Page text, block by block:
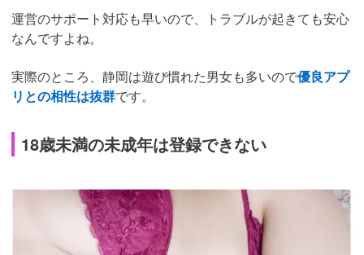
運営のサポート対応も早いので、トラブルが起きても安心
なんですよね。
実際のところ、静岡は遊び慣れた男女も多いので優良アプ
リとの相性は抜群です。
18歳未満の未成年は登録できない